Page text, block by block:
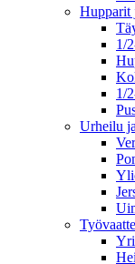
Hupparit
1/
1/
Urheilu